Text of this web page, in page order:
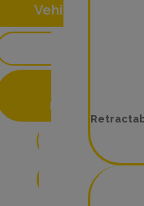
Vehicules (9)
Diesel (1)
Electriques(3)